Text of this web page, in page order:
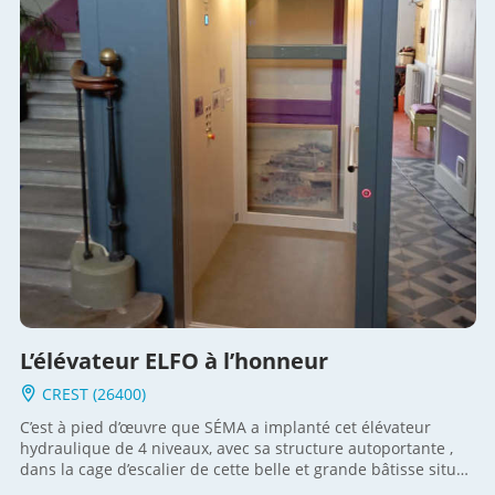
termes de finitions et de couleurs permettant une
personnalisation de ce nouveau dispositif d’accessibilité
dans son environnement. Il s’intégre avec modernité dans le
bâti existant et est en conformité avec la loi d’accessibilité .
SÉMA vous propose et vous accompagne dans l’installation
d’une solution pour l’accessibilité des lieux publics et privés.
L’élévateur ELFO à l’honneur
CREST (26400)
C’est à pied d’œuvre que SÉMA a implanté cet élévateur
hydraulique de 4 niveaux, avec sa structure autoportante ,
dans la cage d’escalier de cette belle et grande bâtisse situé